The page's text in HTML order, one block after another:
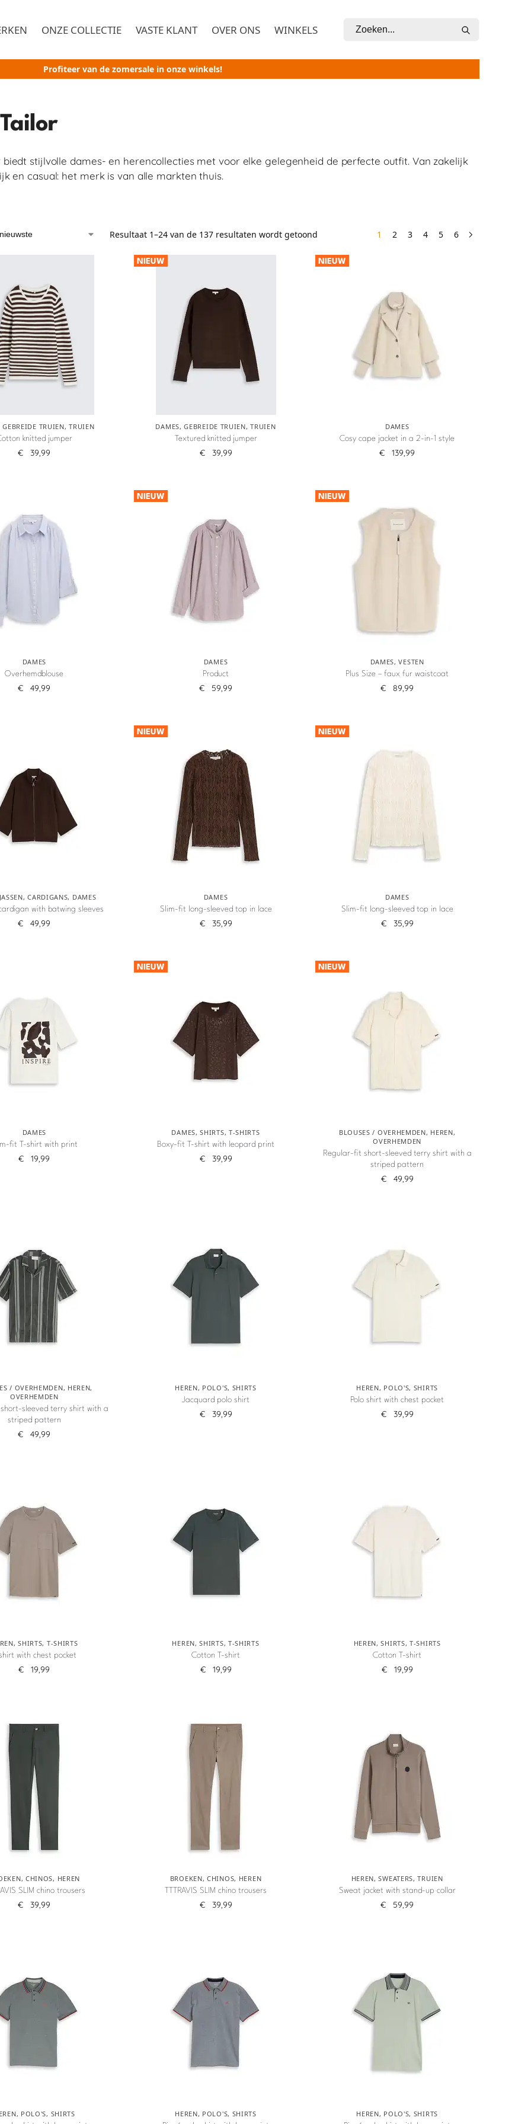
ONZE COLLECTIE VASTE KLANT OVER ONS WINKELS
Profiteer van de zomersale in onze winkels!
biedt stijlvolle dames- en herencollecties met voor elke gelegenheid de perfecte outfit. Van zakelijk
en casual: het merk is van alle markten thuis.
Resultaat 1–24 van de 137 resultaten wordt getoond 1 2 3 4 5 6
GEBREIDE TRUIEN,TRUIEN
knitted jumper
€ 39,99
NIEUW
DAMES,GEBREIDE TRUIEN,TRUIEN
Textured knitted jumper
€ 39,99
NIEUW
DAMES
Cosy cape jacket in a 2-in-1 style
€ 139,99
DAMES
Overhemdblouse
€ 49,99
NIEUW
DAMES
Product
€ 59,99
NIEUW
DAMES,VESTEN
Plus Size – faux fur waistcoat
€ 89,99
,CARDIGANS, DAMES
with batwing sleeves
€ 49,99
NIEUW
DAMES
Slim-fit long-sleeved top in lace
€ 35,99
NIEUW
DAMES
Slim-fit long-sleeved top in lace
€ 35,99
DAMES
fit T-shirt with print
€ 19,99
NIEUW
DAMES,SHIRTS, T-SHIRTS
Boxy-fit T-shirt with leopard print
€ 39,99
NIEUW
BLOUSES / OVERHEMDEN, HEREN,
OVERHEMDEN
Regular-fit short-sleeved terry shirt with a
striped pattern
€ 49,99
/ OVERHEMDEN, HEREN,
OVERHEMDEN
sleeved terry shirt with a
striped pattern
€ 49,99
HEREN, POLO'S, SHIRTS
Jacquard polo shirt
€ 39,99
HEREN, POLO'S, SHIRTS
Polo shirt with chest pocket
€ 39,99
,SHIRTS, T-SHIRTS
shirt with chest pocket
€ 19,99
HEREN,SHIRTS, T-SHIRTS
Cotton T-shirt
€ 19,99
HEREN,SHIRTS,T-SHIRTS
Cotton T-shirt
€ 19,99
, CHINOS, HEREN
SLIM chino trousers
€ 39,99
BROEKEN,CHINOS, HEREN
TTTRAVIS SLIM chino trousers
€ 39,99
HEREN,SWEATERS,TRUIEN
Sweat jacket with stand-up collar
€ 59,99
, POLO'S, SHIRTS HEREN, POLO'S, SHIRTS HEREN, POLO'S, SHIRTS